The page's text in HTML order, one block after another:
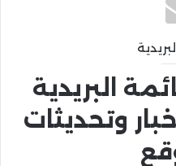
البريدية
وتحديثات